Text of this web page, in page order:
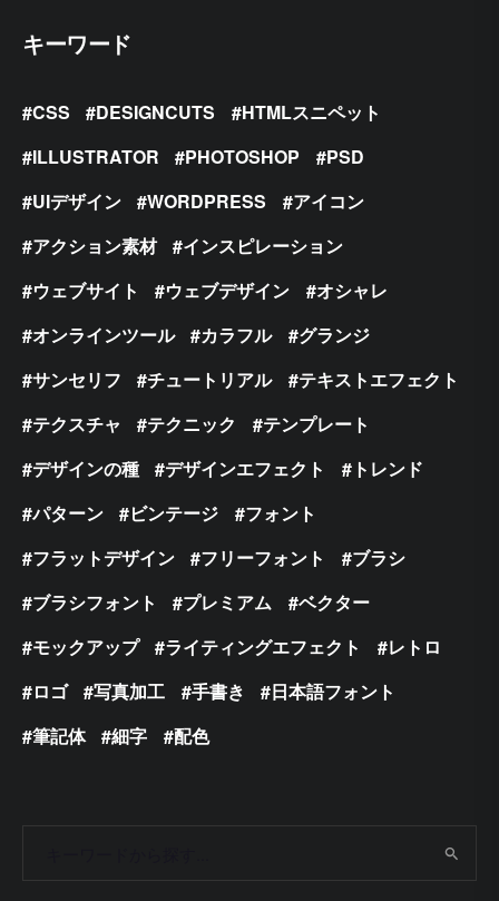
キーワード
CSS DESIGNCUTS
HTMLスニペット
ILLUSTRATOR
PHOTOSHOP
PSD
UIデザイン
WORDPRESS
アイコン
アクション素材
インスピレーション
ウェブサイト
ウェブデザイン
オシャレ
オンラインツール
カラフル
グランジ
サンセリフ
チュートリアル
テキストエフェクト
テクスチャ
テクニック
テンプレート
デザインの種
デザインエフェクト
トレンド
パターン
ビンテージ
フォント
フラットデザイン
フリーフォント
ブラシ
ブラシフォント
プレミアム
ベクター
モックアップ
ライティングエフェクト
レトロ
ロゴ
写真加工 手書き
日本語フォント
筆記体
細字 配色